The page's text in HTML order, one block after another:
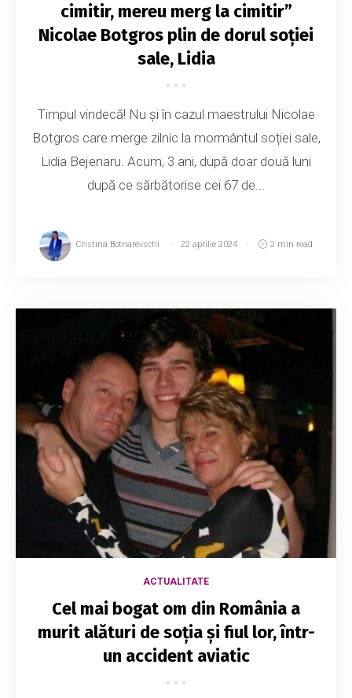
cimitir, mereu merg la cimitir”
Nicolae Botgros plin de dorul soției
sale, Lidia
Timpul vindecă! Nu și în cazul maestrului Nicolae
Botgros care merge zilnic la mormântul soției sale,
Lidia Bejenaru. Acum, 3 ani, după doar două luni
după ce sărbătorise cei 67 de...
Cristina Botnarevschi 22 aprilie 2024 2 min read
ACTUALITATE
Cel mai bogat om din România a
murit alături de soția și fiul lor, într-
un accident aviatic